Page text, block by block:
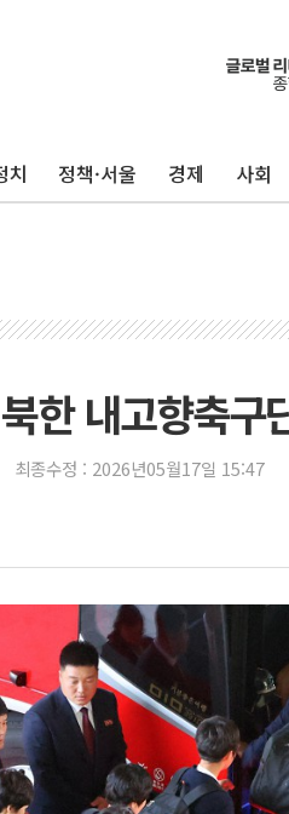
치 정책·서울 경제 사회
한 내고향축구
최종수정 : 2026년05월17일 15:47